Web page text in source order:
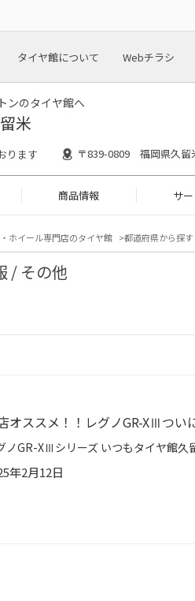
タイヤ館について Webチラシ
ンのタイヤ館へ
米
ります 〒839-0809 福岡県久留
商品情報 サ
ホイール専門店のタイヤ館 都道府県から探す
/ その他
オススメ！！レグノGR-XⅢつい
年2月12日